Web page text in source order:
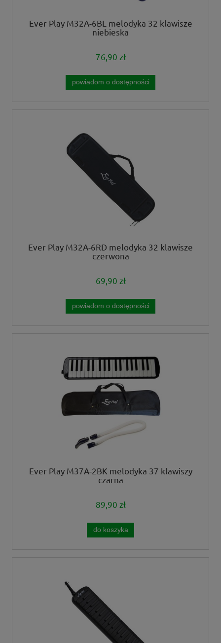
Ever Play M32A-6BL melodyka 32 klawisze
niebieska
76,90 zł
powiadom o dostępności
Ever Play M32A-6RD melodyka 32 klawisze
czerwona
69,90 zł
powiadom o dostępności
Ever Play M37A-2BK melodyka 37 klawiszy
czarna
89,90 zł
do koszyka